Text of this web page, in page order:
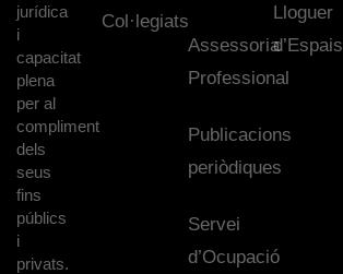
jurídica
i
capacitat
plena
per al
compliment
dels
seus
fins
públics
i
privats.
Col·legiats
Assessoria
Professional
Publicacions
periòdiques
Servei
d’Ocupació
Lloguer
d’Espais